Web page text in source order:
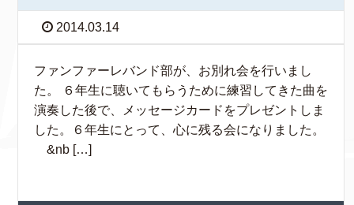
2014.03.14
ファンファーレバンド部が、お別れ会を行いまし
た。 ６年生に聴いてもらうために練習してきた曲を
演奏した後で、メッセージカードをプレゼントしま
した。６年生にとって、心に残る会になりました。
&nb […]